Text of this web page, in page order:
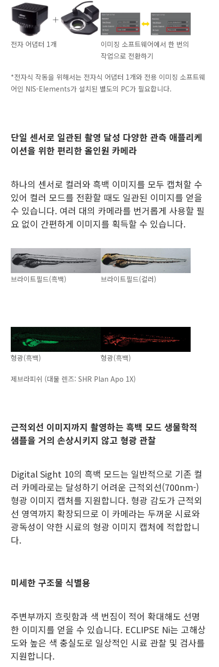
전자 어댑터 1개
이미징 소프트웨어에서 한 번의
작업으로 전환하기
*전자식 작동을 위해서는 전자식 어댑터 1개와 전용 이미징 소프트웨
어인 NIS-Elements가 설치된 별도의 PC가 필요합니다.
단일 센서로 일관된 촬영 달성 다양한 관측 애플리케
이션을 위한 편리한 올인원 카메라
하나의 센서로 컬러와 흑백 이미지를 모두 캡처할 수
있어 컬러 모드를 전환할 때도 일관된 이미지를 얻을
수 있습니다. 여러 대의 카메라를 번거롭게 사용할 필
요 없이 간편하게 이미지를 획득할 수 있습니다.
브라이트필드(흑백) 브라이트필드(컬러)
형광(흑백) 형광(흑백)
제브라피쉬 (대물 렌즈: SHR Plan Apo 1X)
근적외선 이미지까지 촬영하는 흑백 모드 생물학적
샘플을 거의 손상시키지 않고 형광 관찰
Digital Sight 10의 흑백 모드는 일반적으로 기존 컬
러 카메라로는 달성하기 어려운 근적외선(700nm-)
형광 이미지 캡처를 지원합니다. 형광 감도가 근적외
선 영역까지 확장되므로 이 카메라는 두꺼운 시료와
광독성이 약한 시료의 형광 이미지 캡처에 적합합니
다.
미세한 구조물 식별용
주변부까지 흐릿함과 색 번짐이 적어 확대해도 선명
한 이미지를 얻을 수 있습니다. ECLIPSE Ni는 고해상
도와 높은 색 충실도로 일상적인 시료 관찰 및 검사를
지원합니다.